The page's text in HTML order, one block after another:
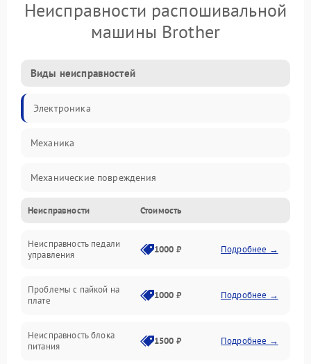
Неисправности распошивальной
машины Brother
Виды неисправностей
Электроника
Механика
Механические повреждения
Электроника/Механические
Неисправности Стоимость
Неисправность педали
управления
1000 ₽ Подробнее →
Проблемы с пайкой на
плате
1000 ₽ Подробнее →
Неисправность блока
питания
1500 ₽ Подробнее →